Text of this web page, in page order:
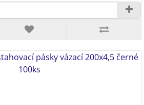
pásky vázací 200x4,5 černé
100ks